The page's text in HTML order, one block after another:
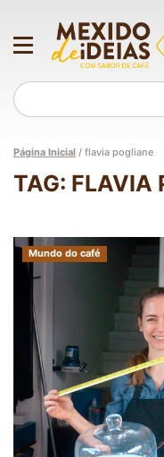
Página Inicial / flavia pogliane
TAG: FLAVIA
Mundo do café